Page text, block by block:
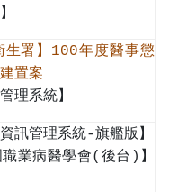
生署】100年度醫事懲
置案
理系統】
訊管理系統-旗艦版】
業病醫學會(後台)】